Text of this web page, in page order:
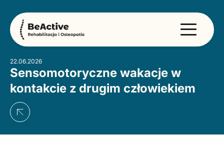
22.06.2026
Sensomotoryczne wakacje w
kontakcie z drugim człowiekiem